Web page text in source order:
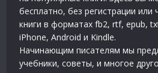
бесплатно, без регистрации или
книги в форматах fb2, rtf, epub,
iPhone, Android и Kindle.
Начинающим писателям мы
учебники, советы, и многое